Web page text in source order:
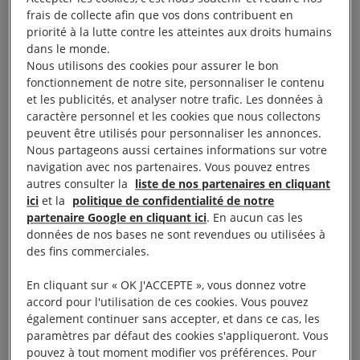
années au fil des différentes lois antiterroristes (5 en
3 ans) ? Alors que de plus en plus souvent les
mesures antiterroristes, ou liées à l’état d’urgence,
sont appréhendées par les spécialistes comme
relevant de la communication politique davantage
que de la logique opérationnelle, quelle évaluation a
été faite sur l’impact sur l’état de droit, les libertés
fondamentales ou la cohésion sociale ? De même, la
réflexion sur une réorganisation des services de
renseignement, telle qu’annoncée par le Président,
au profit d’une meilleure lutte antiterroriste ne
proposition de nouvelle loi antiterroriste ou
sécuritaire ?
Nous rendons ici public notre courrier au Président
frais de collecte afin que vos dons contribuent en
priorité à la lutte contre les atteintes aux droits humains
dans le monde.
Nous utilisons des cookies pour assurer le bon
fonctionnement de notre site, personnaliser le contenu
et les publicités, et analyser notre trafic. Les données à
caractère personnel et les cookies que nous collectons
peuvent être utilisés pour personnaliser les annonces.
Nous partageons aussi certaines informations sur votre
navigation avec nos partenaires. Vous pouvez entres
autres consulter la liste de nos partenaires en cliquant
ici et la politique de confidentialité de notre
partenaire Google en cliquant ici. En aucun cas les
données de nos bases ne sont revendues ou utilisées à
des fins commerciales.
En cliquant sur « OK J'ACCEPTE », vous donnez votre
accord pour l'utilisation de ces cookies. Vous pouvez
également continuer sans accepter, et dans ce cas, les
paramètres par défaut des cookies s'appliqueront. Vous
pouvez à tout moment modifier vos préférences. Pour